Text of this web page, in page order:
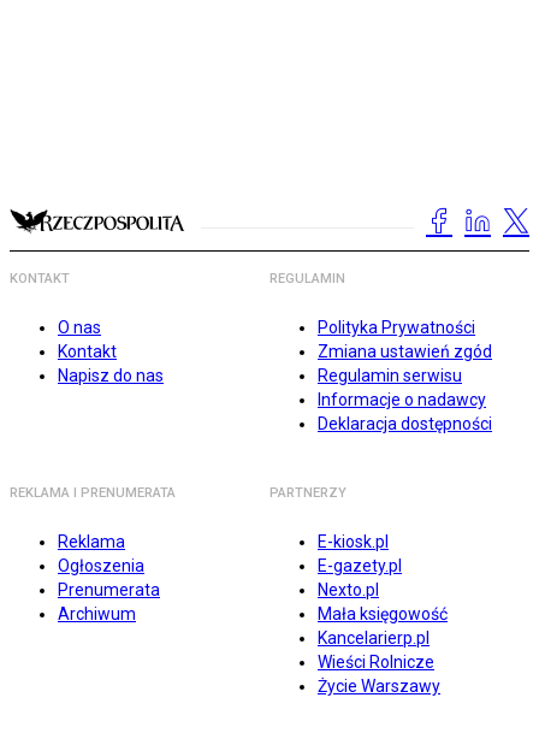
KONTAKT
O nas
Kontakt
Napisz do nas
REGULAMIN
Polityka Prywatności
Zmiana ustawień zgód
Regulamin serwisu
Informacje o nadawcy
Deklaracja dostępności
REKLAMA I PRENUMERATA
Reklama
Ogłoszenia
Prenumerata
Archiwum
PARTNERZY
E-kiosk.pl
E-gazety.pl
Nexto.pl
Mała księgowość
Kancelarierp.pl
Wieści Rolnicze
Życie Warszawy